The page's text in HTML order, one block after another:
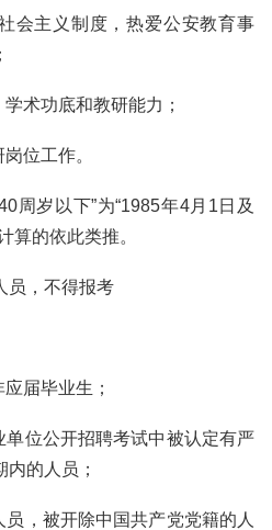
会主义制度，热爱公安教育事
术功底和教研能力；
位工作。
周岁以下”为“1985年4月1日及
算的依此类推。
员，不得报考
届毕业生；
位公开招聘考试中被认定有严
的人员；
，被开除中国共产党党籍的人